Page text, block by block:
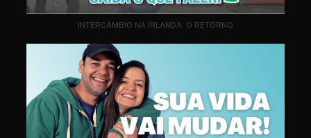
INTERCÂMBIO NA IRLANDA: O RETORNO